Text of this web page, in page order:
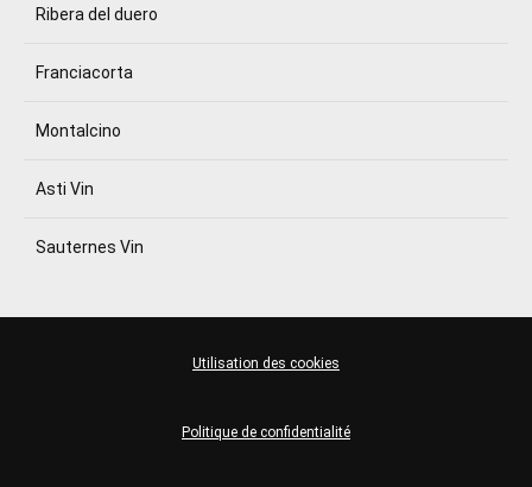
Ribera del duero
Franciacorta
Montalcino
Asti Vin
Sauternes Vin
Politique de confidentialité
Utilisation des cookies